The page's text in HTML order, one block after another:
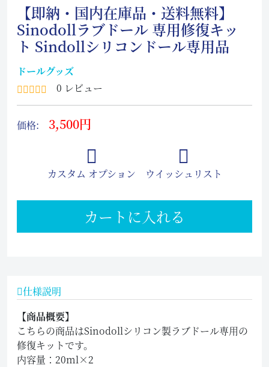
【即納・国内在庫品・送料無料】
Sinodollラブドール 専用修復キッ
ト Sindollシリコンドール専用品
ドールグッズ
0 レビュー
価格: 3,500円
カスタム オプション ウイッシュリスト
カートに入れる
仕様説明
【商品概要】
こちらの商品はSinodollシリコン製ラブドール専用の
修復キットです。
内容量：20ml×2